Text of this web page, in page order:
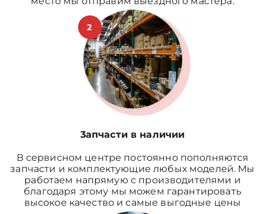
2
3апчасти в наличии
В сервисном центре постоянно пополняются
запчасти и комплектующие любых моделей. Мы
работаем напрямую с производителями и
благодаря этому мы можем гарантировать
высокое качество и самые выгодные цены